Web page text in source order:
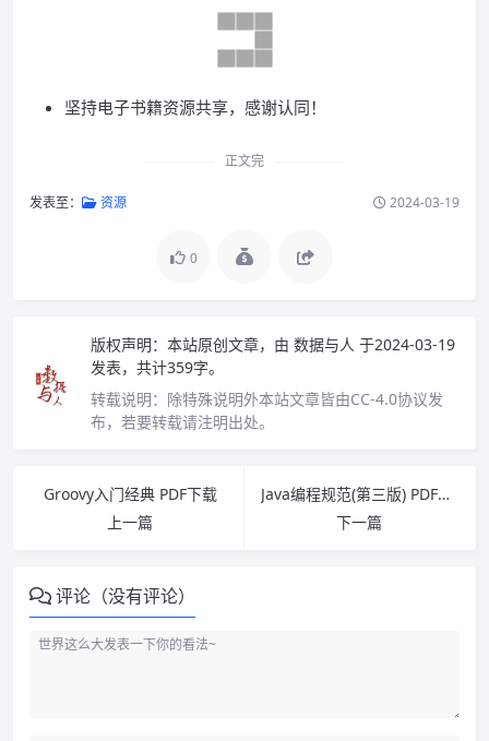
坚持电子书籍资源共享，感谢认同！
正文完
发表至： 资源 2024-03-19
0
版权声明： 本站原创文章，由 数据与人 于2024-03-19
发表，共计359字。
转载说明： 除特殊说明外本站文章皆由CC-4.0协议发
布，若要转载请注明出处。
Groovy入门经典 PDF下载
上一篇
Java编程规范(第三版) PDF下载
下一篇
评论（没有评论）